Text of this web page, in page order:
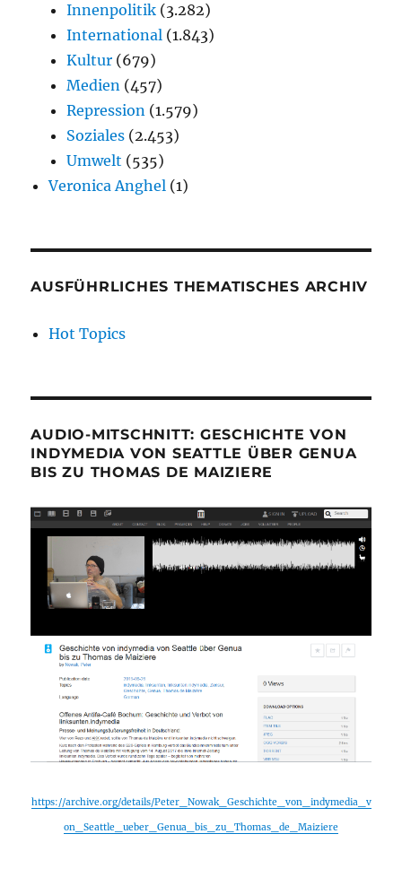
Innenpolitik (3.282)
International (1.843)
Kultur (679)
Medien (457)
Repression (1.579)
Soziales (2.453)
Umwelt (535)
Veronica Anghel (1)
AUSFÜHRLICHES THEMATISCHES ARCHIV
Hot Topics
AUDIO-MITSCHNITT: GESCHICHTE VON
INDYMEDIA VON SEATTLE ÜBER GENUA
BIS ZU THOMAS DE MAIZIERE
https://archive.org/details/Peter_Nowak_Geschichte_von_indymedia_v
on_Seattle_ueber_Genua_bis_zu_Thomas_de_Maiziere